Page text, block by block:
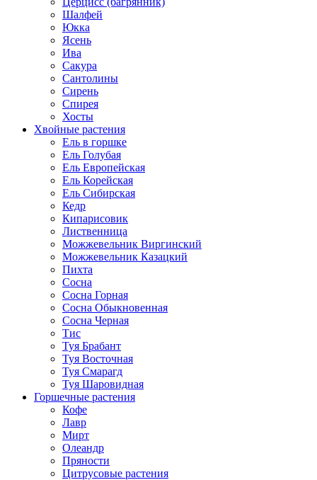
Шалфей
Юкка
Ясень
Ива
Сакура
Сантолины
Сирень
Спирея
Хосты
Хвойные растения
Ель в горшке
Ель Голубая
Ель Европейская
Ель Корейская
Ель Сибирская
Кедр
Кипарисовик
Лиственница
Можжевельник Виргинский
Можжевельник Казацкий
Пихта
Сосна
Сосна Горная
Сосна Обыкновенная
Сосна Черная
Тис
Туя Брабант
Туя Восточная
Туя Смарагд
Туя Шаровидная
Горшечные растения
Кофе
Лавр
Мирт
Олеандр
Пряности
Цитрусовые растения